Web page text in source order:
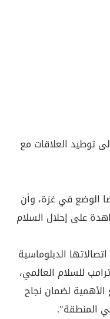
توطيد العلاقات مع
الوضع في غزة، وأن
على إحلال السلام
الدبلوماسية
للسلام العالمي،
لضمان نجاح
المنطقة".